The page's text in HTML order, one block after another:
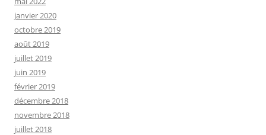
janvier 2020
octobre 2019
août 2019
juillet 2019
juin 2019
février 2019
décembre 2018
novembre 2018
juillet 2018